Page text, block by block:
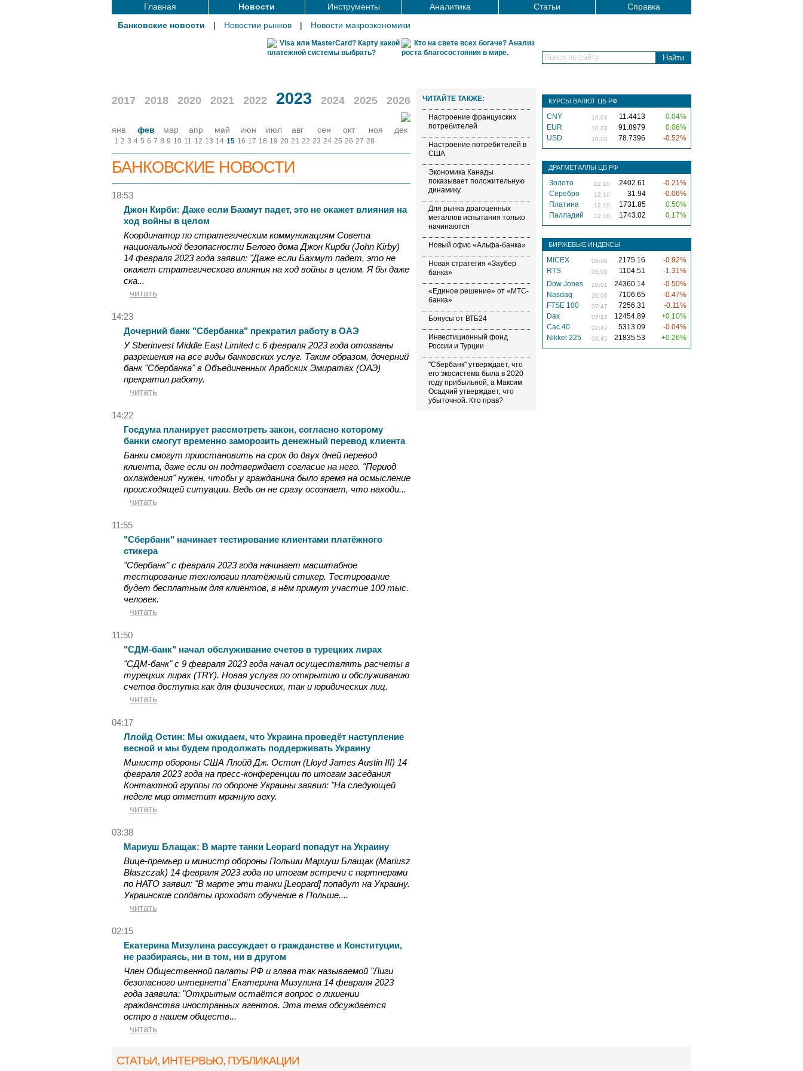
Главная Новости Инструменты Аналитика Статьи
Справка
Банковские новости
| Новостии рынков | Новости макроэкономики
Поиск по сайту
Visa или MasterCard? Карту какой
платежной системы выбрать?
Кто на свете всех богаче? Анализ
роста благосостояния в мире.
2017 2018 2020 2021 2022 2023 2024 2025 2026
янв фев мар апр май июн июл авг сен окт ноя дек
1 2 3 4 5 6 7 8 9 10 11 12 13 14 15 16 17 18 19 20 21 22 23 24 25 26 27 28
БАНКОВСКИЕ НОВОСТИ
18:53
Джон Кирби: Даже если Бахмут падет, это не окажет влияния на
ход войны в целом
Координатор по стратегическим коммуникациям Совета
национальной безопасности Белого дома Джон Кирби (John Kirby)
14 февраля 2023 года заявил: "Даже если Бахмут падет, это не
окажет стратегического влияния на ход войны в целом. Я бы даже
ска...
читать
14:23
Дочерний банк "Сбербанка" прекратил работу в ОАЭ
У Sberinvest Middle East Limited с 6 февраля 2023 года отозваны
разрешения на все виды банковских услуг. Таким образом, дочерний
банк "Сбербанка" в Объединенных Арабских Эмиратах (ОАЭ)
прекратил работу.
читать
14:22
Госдума планирует рассмотреть закон, согласно которому
банки смогут временно заморозить денежный перевод клиента
Банки смогут приостановить на срок до двух дней перевод
клиента, даже если он подтверждает согласие на него. "Период
охлаждения" нужен, чтобы у гражданина было время на осмысление
происходящей ситуации. Ведь он не сразу осознает, что находи...
читать
11:55
"Сбербанк" начинает тестирование клиентами платёжного
стикера
"Сбербанк" с февраля 2023 года начинает масштабное
тестирование технологии платёжный стикер. Тестирование
будет бесплатным для клиентов, в нём примут участие 100 тыс.
человек.
читать
11:50
"СДМ-банк" начал обслуживание счетов в турецких лирах
"СДМ-банк" с 9 февраля 2023 года начал осуществлять расчеты в
турецких лирах (TRY). Новая услуга по открытию и обслуживанию
счетов доступна как для физических, так и юридических лиц.
читать
04:17
Ллойд Остин: Мы ожидаем, что Украина проведёт наступление
весной и мы будем продолжать поддерживать Украину
Министр обороны США Ллойд Дж. Остин (Lloyd James Austin III) 14
февраля 2023 года на пресс-конференции по итогам заседания
Контактной группы по обороне Украины заявил: "На следующей
неделе мир отметит мрачную веху.
читать
03:38
Мариуш Блащак: В марте танки Leopard попадут на Украину
Вице-премьер и министр обороны Польши Мариуш Блащак (Mariusz
Błaszczak) 14 февраля 2023 года по итогам встречи с партнерами
по НАТО заявил: "В марте эти танки [Leopard] попадут на Украину.
Украинские солдаты проходят обучение в Польше....
читать
02:15
Екатерина Мизулина рассуждает о гражданстве и Конституции,
не разбираясь, ни в том, ни в другом
Член Общественной палаты РФ и глава так называемой "Лиги
безопасного интернета" Екатерина Мизулина 14 февраля 2023
года заявила: "Открытым остаётся вопрос о лишении
гражданства иностранных агентов. Эта тема обсуждается
остро в нашем обществ...
читать
ЧИТАЙТЕ ТАКЖЕ:
Настроение французских
потребителей
Настроение потребителей в
США
Экономика Канады
показывает положительную
динамику.
Для рынка драгоценных
металлов испытания только
начинаются
Новый офис «Альфа-банка»
Новая стратегия «Заубер
банка»
«Единое решение» от «МТС-
банка»
Бонусы от ВТБ24
Инвестиционный фонд
России и Турции
"Сбербанк" утверждает, что
его экосистема была в 2020
году прибыльной, а Максим
Осадчий утверждает, что
убыточной. Кто прав?
КУРСЫ ВАЛЮТ ЦБ РФ
CNY 10.03 11.4413
0.04%
EUR
10.03 91.8979
0.06%
USD
10.03 78.7396 -0.52%
ДРАГМЕТАЛЛЫ ЦБ РФ
Золото 12.10 2402.61
-0.21%
Серебро
12.10 31.94
-0.06%
Платина
12.10 1731.85
0.50%
Палладий
12.10 1743.02 0.17%
БИРЖЕВЫЕ ИНДЕКСЫ
MICEX 06:00 2175.16
-0.92%
RTS
06:00 1104.51
-1.31%
Dow Jones
20:01 24360.14
-0.50%
Nasdaq
20:00 7106.65
-0.47%
FTSE 100
07:47 7256.31
-0.11%
Dax
07:47 12454.89
+0.10%
Cac 40
07:47 5313.09
-0.04%
Nikkei 225
06:45 21835.53 +0.26%
СТАТЬИ, ИНТЕРВЬЮ, ПУБЛИКАЦИИ